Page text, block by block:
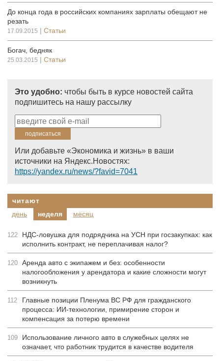
До конца года в российских компаниях зарплаты обещают не
резать
17.09.2015 | Статьи
Богач, бедняк
25.03.2015 | Статьи
Это удобно: чтобы быть в курсе новостей сайта
подпишитесь на нашу рассылку
Или добавьте «Экономика и жизнь» в ваши
источники на Яндекс.Новостях:
https://yandex.ru/news/?favid=7041
читают
день
неделя месяц
122
НДС-ловушка для подрядчика на УСН при госзакупках: как
исполнить контракт, не переплачивая налог?
120 Аренда авто с экипажем и без: особенности
налогообложения у арендатора и какие сложности могут
возникнуть
112
Главные позиции Пленума ВС РФ для гражданского
процесса: ИИ-технологии, примирение сторон и
компенсация за потерю времени
109
Использование личного авто в служебных целях не
означает, что работник трудится в качестве водителя